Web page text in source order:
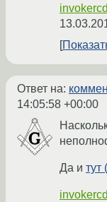
invokercd
Ответ на:
14:05:58 +00:00
Да и тут
invokercd